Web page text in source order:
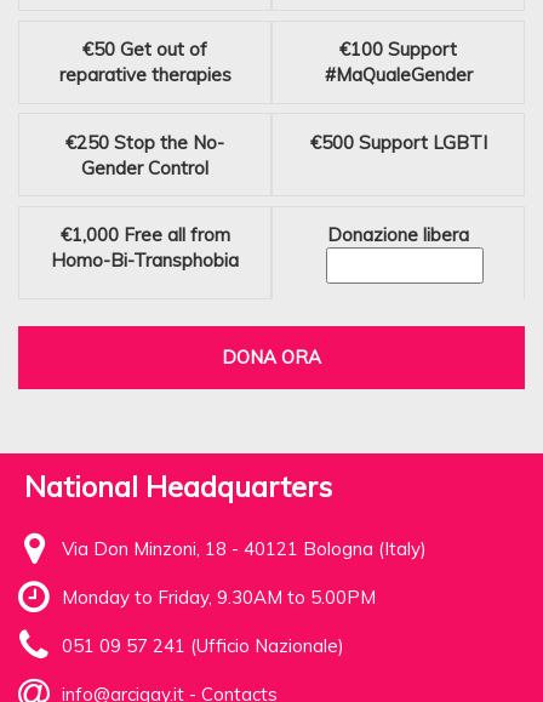
€50 Get out of
reparative therapies
€100 Support
#MaQualeGender
€250 Stop the No-
Gender Control
€500 Support LGBTI
€1,000 Free all from
Homo-Bi-Transphobia
Donazione libera
DONA ORA
National Headquarters
Via Don Minzoni, 18 - 40121 Bologna (Italy)
Monday to Friday, 9.30AM to 5.00PM
051 09 57 241 (Ufficio Nazionale)
info@arcigay.it - Contacts